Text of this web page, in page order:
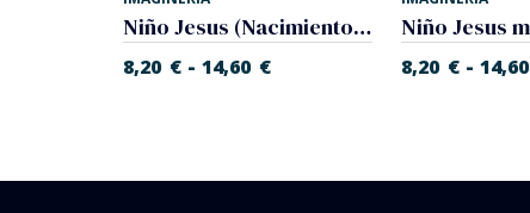
Niño Jesus (Nacimiento Gloria)
8,20 € - 14,60 € 8,20 € - 14,60